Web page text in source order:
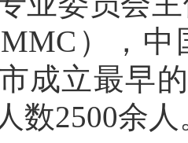
MMC），中
成立最早
数2500余人